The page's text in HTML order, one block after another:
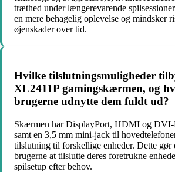
træthed under længerevarende
en mere behagelig oplevelse og mindsker
øjenskader over tid.
Hvilke tilslutningsmuligheder
XL2411P gamingskærmen, og
brugerne udnytte dem fuldt ud?
Skærmen har DisplayPort, HDMI og
samt en 3,5 mm mini-jack til
tilslutning til forskellige enheder. Dette gør
brugerne at tilslutte deres foretrukne
spilsetup efter behov.